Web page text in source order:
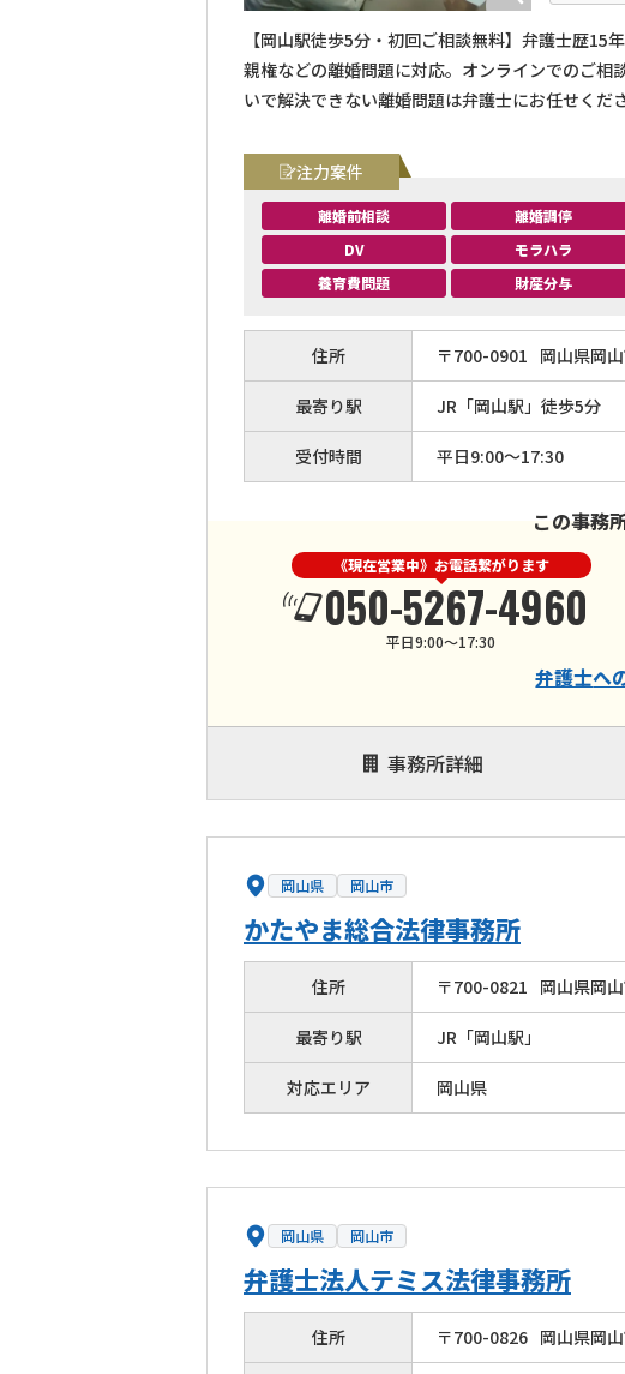
【岡山駅徒歩5分・初回ご相談無料】弁護士歴15
親権などの離婚問題に対応。オンラインでのご相
いで解決できない離婚問題は弁護士にお任せくださ
注力案件
離婚前相談 離婚調停
DV
モラハラ
養育費問題
財産分与
住所 〒700-0901 岡山県岡
最寄り駅 JR「岡山駅」徒歩5分
受付時間 平日9:00〜17:30
この事務
《現在営業中》お電話繋がります
050-5267-4960
平日9:00〜17:30
弁護士へ
事務所詳細
岡山県 岡山市
かたやま総合法律事務所
住所 〒700-0821 岡山県岡
最寄り駅 JR「岡山駅」
対応エリア 岡山県
岡山県 岡山市
弁護士法人テミス法律事務所
住所 〒700-0826 岡山県岡